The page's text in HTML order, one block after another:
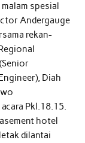
spesial
Andergauge
rekan-
Diah
Pkl.18.15.
hotel
dilantai